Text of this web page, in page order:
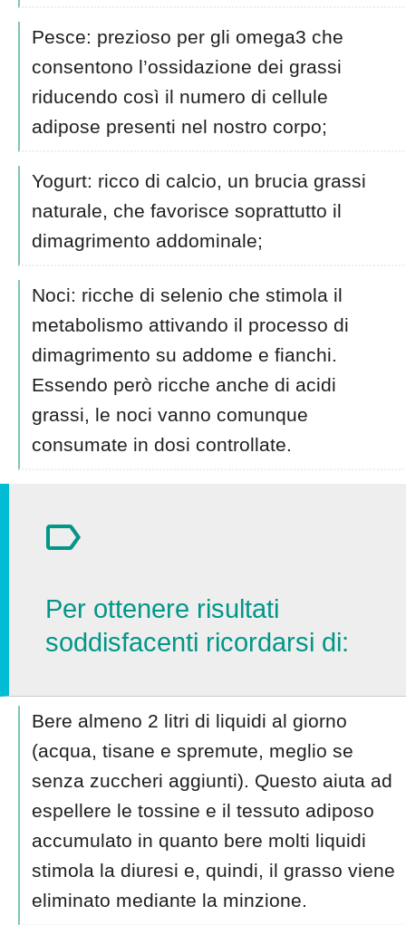
Pesce: prezioso per gli omega3 che
consentono l’ossidazione dei grassi
riducendo così il numero di cellule
adipose presenti nel nostro corpo;
Yogurt: ricco di calcio, un brucia grassi
naturale, che favorisce soprattutto il
dimagrimento addominale;
Noci: ricche di selenio che stimola il
metabolismo attivando il processo di
dimagrimento su addome e fianchi.
Essendo però ricche anche di acidi
grassi, le noci vanno comunque
consumate in dosi controllate.
Per ottenere risultati
soddisfacenti ricordarsi di:
Bere almeno 2 litri di liquidi al giorno
(acqua, tisane e spremute, meglio se
senza zuccheri aggiunti). Questo aiuta ad
espellere le tossine e il tessuto adiposo
accumulato in quanto bere molti liquidi
stimola la diuresi e, quindi, il grasso viene
eliminato mediante la minzione.